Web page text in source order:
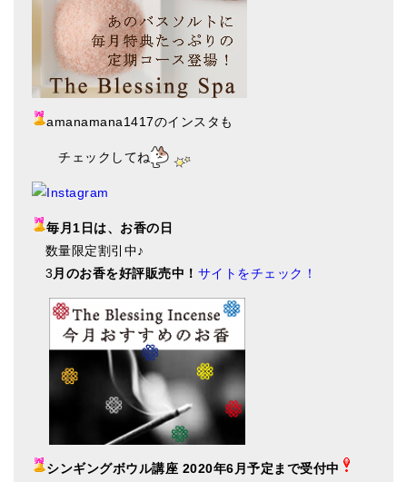
amanamana1417のインスタも
チェックしてね
毎月1日は、お香の日
数量限定割引中♪
3 月のお香を好評販売中！ サイトをチェック！
シンギングボウル講座 2020年6月予定まで受付中